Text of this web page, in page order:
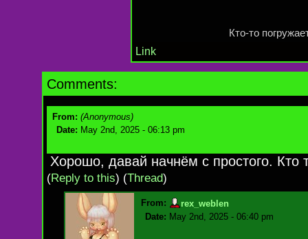
Кто-то
Link
Comments:
From: (Anonymous)
Date: May 2nd, 2025 - 06:13 pm
Хорошо, давай начнём с простого. Кто
(Reply to this) (Thread)
From:
rex_weblen
Date: May 2nd, 2025 - 06:40 pm